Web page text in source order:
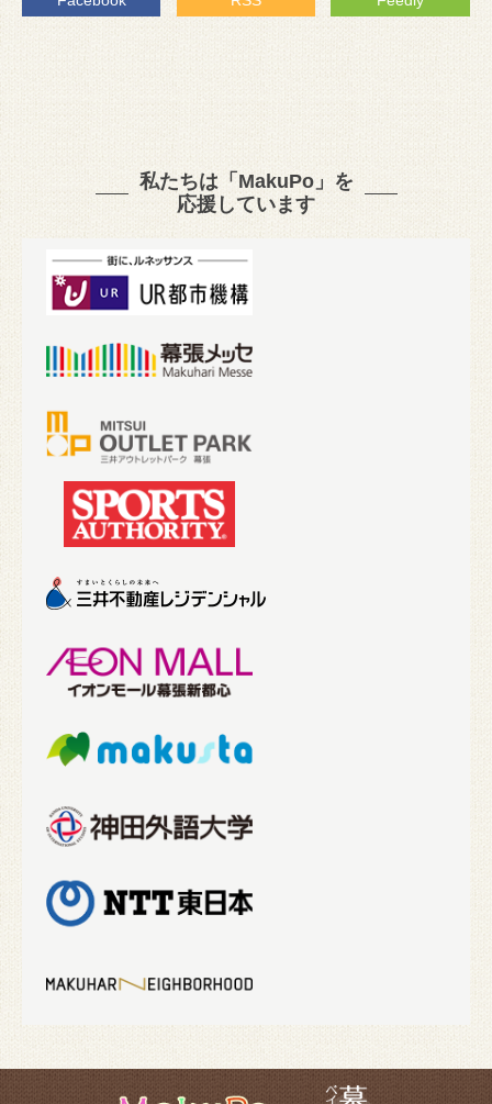
私たちは「MakuPo」を
応援しています